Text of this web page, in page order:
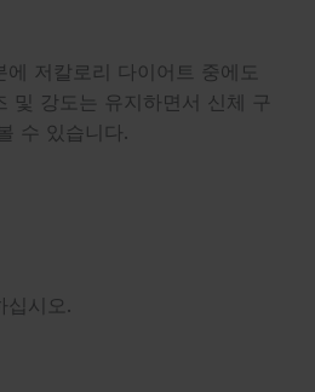
저칼로리 다이어트 중에도
및 강도는 유지하면서 신체 구
수 있습니다.
십시오.